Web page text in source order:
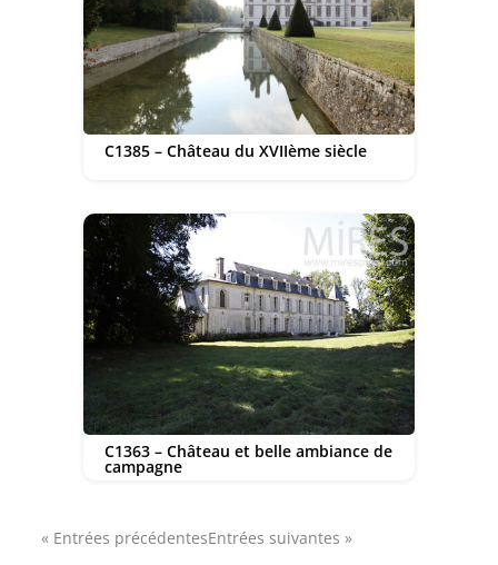
C1385 – Château du XVIIème siècle
C1363 – Château et belle ambiance de
campagne
« Entrées précédentesEntrées suivantes »